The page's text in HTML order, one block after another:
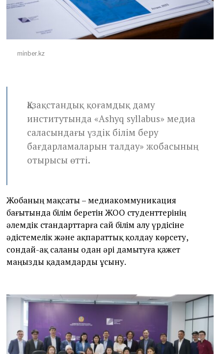
3
minber.kz
Қазақстандық қоғамдық даму
институтында «Ashyq syllabus» медиа
саласындағы үздік білім беру
бағдарламаларын талдау» жобасының
отырысы өтті.
Жобаның мақсаты – медиакоммуникация
бағытында білім беретін ЖОО студенттерінің
әлемдік стандарттарға сай білім алу үрдісіне
әдістемелік және ақпараттық қолдау көрсету,
сондай-ақ саланы одан әрі дамытуға қажет
маңызды қадамдарды ұсыну.